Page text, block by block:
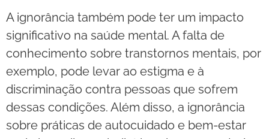
A ignorância também pode ter um impacto
significativo na saúde mental. A falta de
conhecimento sobre transtornos mentais, por
exemplo, pode levar ao estigma e à
discriminação contra pessoas que sofrem
dessas condições. Além disso, a ignorância
sobre práticas de autocuidado e bem-estar